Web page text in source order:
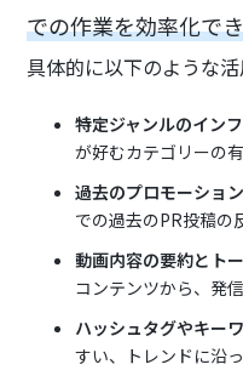
での作業を効率化で
具体的に以下のような活
特定ジャンルのイン
が好むカテゴリーの
過去のプロモーショ
での過去のPR投稿の
動画内容の要約とト
コンテンツから、発
ハッシュタグやキー
すい、トレンドに沿